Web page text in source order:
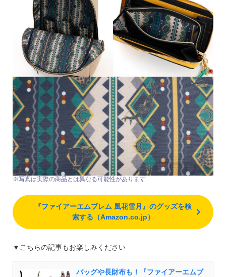
※写真は実際の商品とは異なる可能性があります
『ファイアーエムブレム 風花雪月』のグッズを検
索する（Amazon.co.jp）
▼こちらの記事もお楽しみください
バッグや長財布も！『ファイアーエムブ